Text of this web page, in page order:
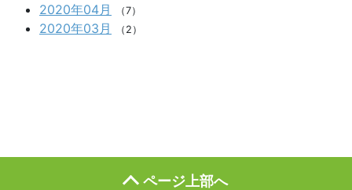
2020年04月 （7）
2020年03月 （2）
ページ上部へ